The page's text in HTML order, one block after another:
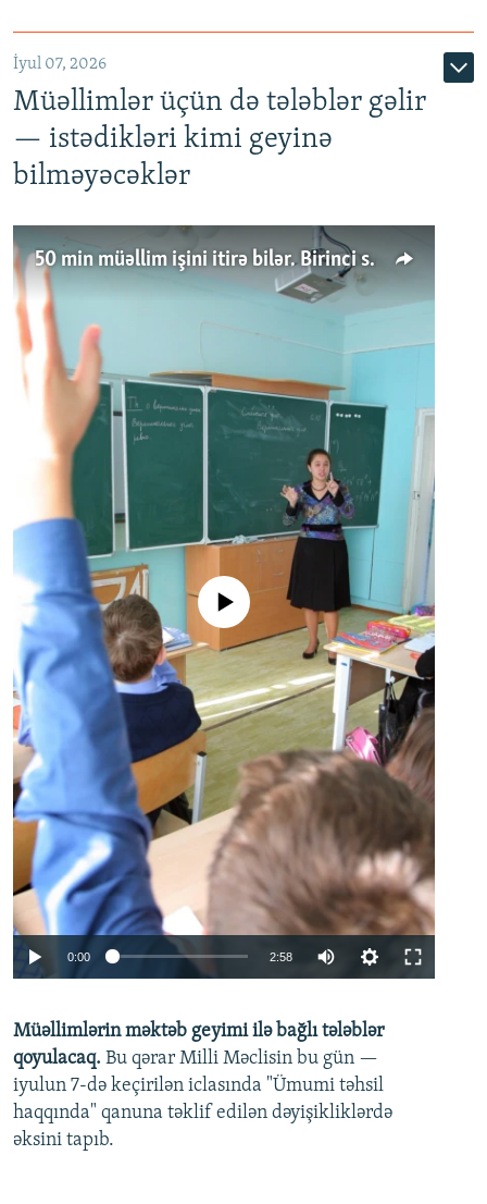
İyul 07, 2026
Müəllimlər üçün də tələblər gəlir
— istədikləri kimi geyinə
bilməyəcəklər
50 min müəllim işini itirə bilər. Birinci sinfə gedənlər azalır
No media source currently available
0:00 2:58
360p
480p
720p
Müəllimlərin məktəb geyimi ilə bağlı tələblər
qoyulacaq. Bu qərar Milli Məclisin bu gün —
iyulun 7-də keçirilən iclasında "Ümumi təhsil
haqqında" qanuna təklif edilən dəyişikliklərdə
əksini tapıb.